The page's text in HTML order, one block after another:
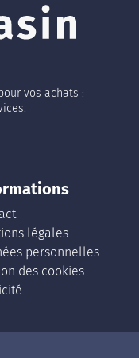
vos achats :
légales
personnelles
des cookies